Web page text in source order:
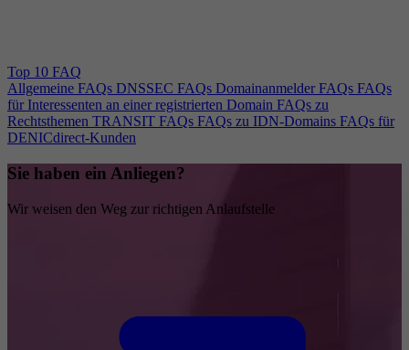
Top 10 FAQ
Allgemeine FAQs DNSSEC FAQs Domainanmelder FAQs FAQs
für Interessenten an einer registrierten Domain FAQs zu
Rechtsthemen TRANSIT FAQs FAQs zu IDN-Domains FAQs für
DENICdirect-Kunden
Sie haben ein Anliegen?
Wir weisen den Weg zur richtigen Anlaufstelle